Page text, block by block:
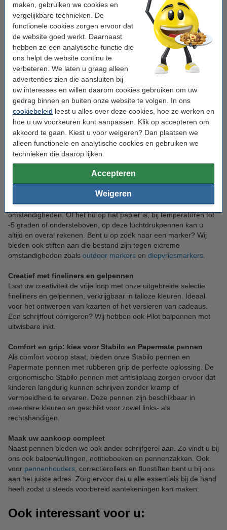
maken, gebruiken we cookies en
vergelijkbare technieken. De
functionele cookies zorgen ervoor dat
de website goed werkt. Daarnaast
hebben ze een analytische functie die
ons helpt de website continu te
verbeteren. We laten u graag alleen
advertenties zien die aansluiten bij
uw interesses en willen daarom cookies gebruiken om uw
gedrag binnen en buiten onze website te volgen. In ons
cookiebeleid leest u alles over deze cookies, hoe ze werken en
hoe u uw voorkeuren kunt aanpassen. Klik op accepteren om
akkoord te gaan. Kiest u voor weigeren? Dan plaatsen we
alleen functionele en analytische cookies en gebruiken we
technieken die daarop lijken.
Accepteren
Weigeren
Als u op zoek bent naar kwalitatieve pennen, dan bent u bij ons
aan het juiste adres. Of u nu balpennen, gelpennen of luxueuze
pennen zoekt, wij hebben het allemaal. Sommigen zweren dat
onze 123inkt pennen de best schrijvende pennen van België zijn,
maar naast deze populaire keuze bieden wij ook topmerken zoals
BIC, Papermate, Schneider en Stabilo aan.
Luxe balpennen: ga voor een professionele look met Parker
en Cross
Wil u op kantoor of in de aula echt indruk maken? Kies dan voor
een luxe balpen van Cross, Parker of Sheaffer. Deze balpennen,
vaak met een chroomafwerking, stralen klasse uit en bieden een
comfortabele schrijfervaring. Ook vulpennen zijn een elegante
optie en door hun lichte gewicht en vloeiende schrijfstijl zijn ze
ideaal voor mensen die langere periodes aan één stuk schrijven.
AirPress pennen: schrijf altijd en overal
Werkt u vaak buiten of op locatie? Dan zijn de speciale AirPress
pennen een echte must-have. Deze pennen, ontwikkeld door
NASA, schrijven zonder zwaartekracht en werken in extreme
omstandigheden. Of het nu op nat papier is, bij temperaturen tot
-5 graden of ondersteboven, op deze luchtdrukpennen kan u
altijd en overal rekenen. Bent u op zoek naar een marker? Wij
bieden ook stiften aan die bestand zijn tegen extreme
omstandigheden zoals outdoor markers en diepvriesmarkers.
Creatief met fineliners en gelpennen
Laat uw creativiteit de vrije loop met onze uitgebreide selectie
fineliners en gelpennen, verkrijgbaar in talloze kleuren. Ideaal
voor het ontwerpen van kaarten of het versieren van cadeaus.
Een schrijffout corrigeren? Wij hebben ook Pilot balpennen met
uitwisbare inkt.
Comfort en grip: kies voor Stabilo en Papermate pennen
Als comfort voorop staat, bieden onze Stabilo pennen en
Papermate pennen met rubberen grip de perfecte oplossing. De
ergonomische Stabilo pennen met antisliplaag zorgen ervoor dat
kinderen langdurig kunnen schrijven zonder kramp of
vermoeidheid te ervaren. Deze pennen zijn beschikbaar in
meerdere kleuren en geschikt voor zowel links- als
rechtshandigen.
Maak uw aankoop compleet
Naast pennen bieden we ook ander schrijfgerei aan. Zo vindt u bij
ons ook balpenvullingen, notitieboeken en pennenzakken. Ook
voor pennenhouders, correctierollers en fluostiften bent u bij ons
aan het juiste adres. Zorg ervoor dat u alle essentials bij de hand
heeft zodat u steeds voorbereid aantekeningen kan maken.
Ook interessant voor u: